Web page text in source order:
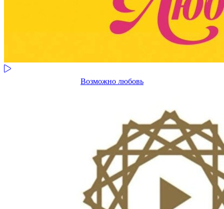
Возможно любовь